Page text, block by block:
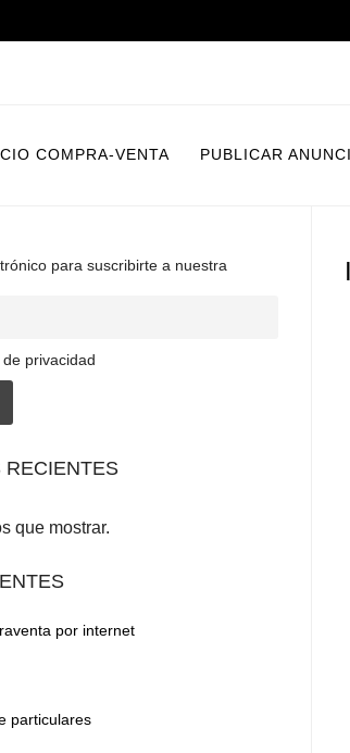
COMPRA-VENTA PUBLICAR
para suscribirte a nuestra
privacidad
RECIENTES
que mostrar.
por internet
particulares